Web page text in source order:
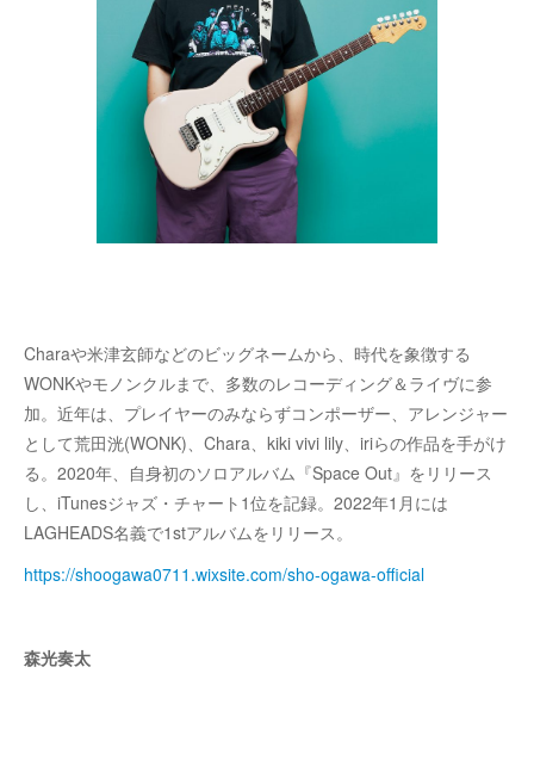
Charaや米津玄師などのビッグネームから、時代を象徴する
WONKやモノンクルまで、多数のレコーディング＆ライヴに参
加。近年は、プレイヤーのみならずコンポーザー、アレンジャー
として荒田洸(WONK)、Chara、kiki vivi lily、iriらの作品を手がけ
る。2020年、自身初のソロアルバム『Space Out』をリリース
し、iTunesジャズ・チャート1位を記録。2022年1月には
LAGHEADS名義で1stアルバムをリリース。
https://shoogawa0711.wixsite.com/sho-ogawa-official
森光奏太